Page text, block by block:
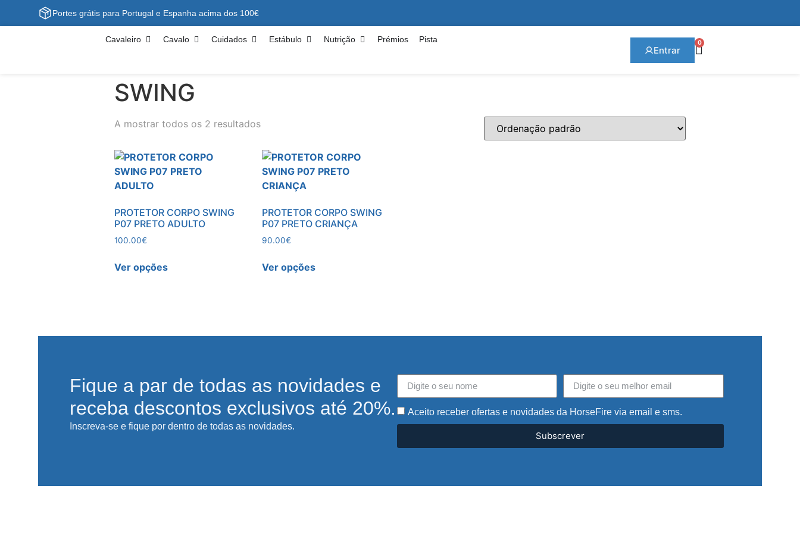
Portes grátis para Portugal e Espanha acima dos 100€
Cavaleiro Cavalo Cuidados Estábulo Nutrição Prémios Pista
Entrar
0
SWING
A mostrar todos os 2 resultados
PROTETOR CORPO SWING
P07 PRETO ADULTO
100.00€
Ver opções
PROTETOR CORPO SWING
P07 PRETO CRIANÇA
90.00€
Ver opções
Fique a par de todas as novidades e
receba descontos exclusivos até 20%.
Inscreva-se e fique por dentro de todas as novidades.
Aceito receber ofertas e novidades da HorseFire via email e sms.
Subscrever